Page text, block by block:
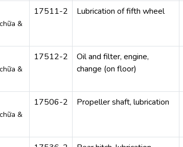
&
17511-2 Lubrication of fifth wheel
&
17512-2
Oil and filter, engine,
change (on floor)
&
17506-2 Propeller shaft, lubrication